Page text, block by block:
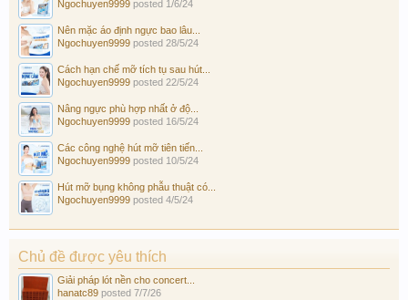
Ngochuyen9999 posted 1/6/24
Nên mặc áo định ngực bao lâu...
Ngochuyen9999 posted 28/5/24
Cách hạn chế mỡ tích tụ sau hút...
Ngochuyen9999 posted 22/5/24
Nâng ngực phù hợp nhất ở độ...
Ngochuyen9999 posted 16/5/24
Các công nghệ hút mỡ tiên tiến...
Ngochuyen9999 posted 10/5/24
Hút mỡ bụng không phẫu thuật có...
Ngochuyen9999 posted 4/5/24
Chủ đề được yêu thích
Giải pháp lót nền cho concert...
hanatc89 posted 7/7/26